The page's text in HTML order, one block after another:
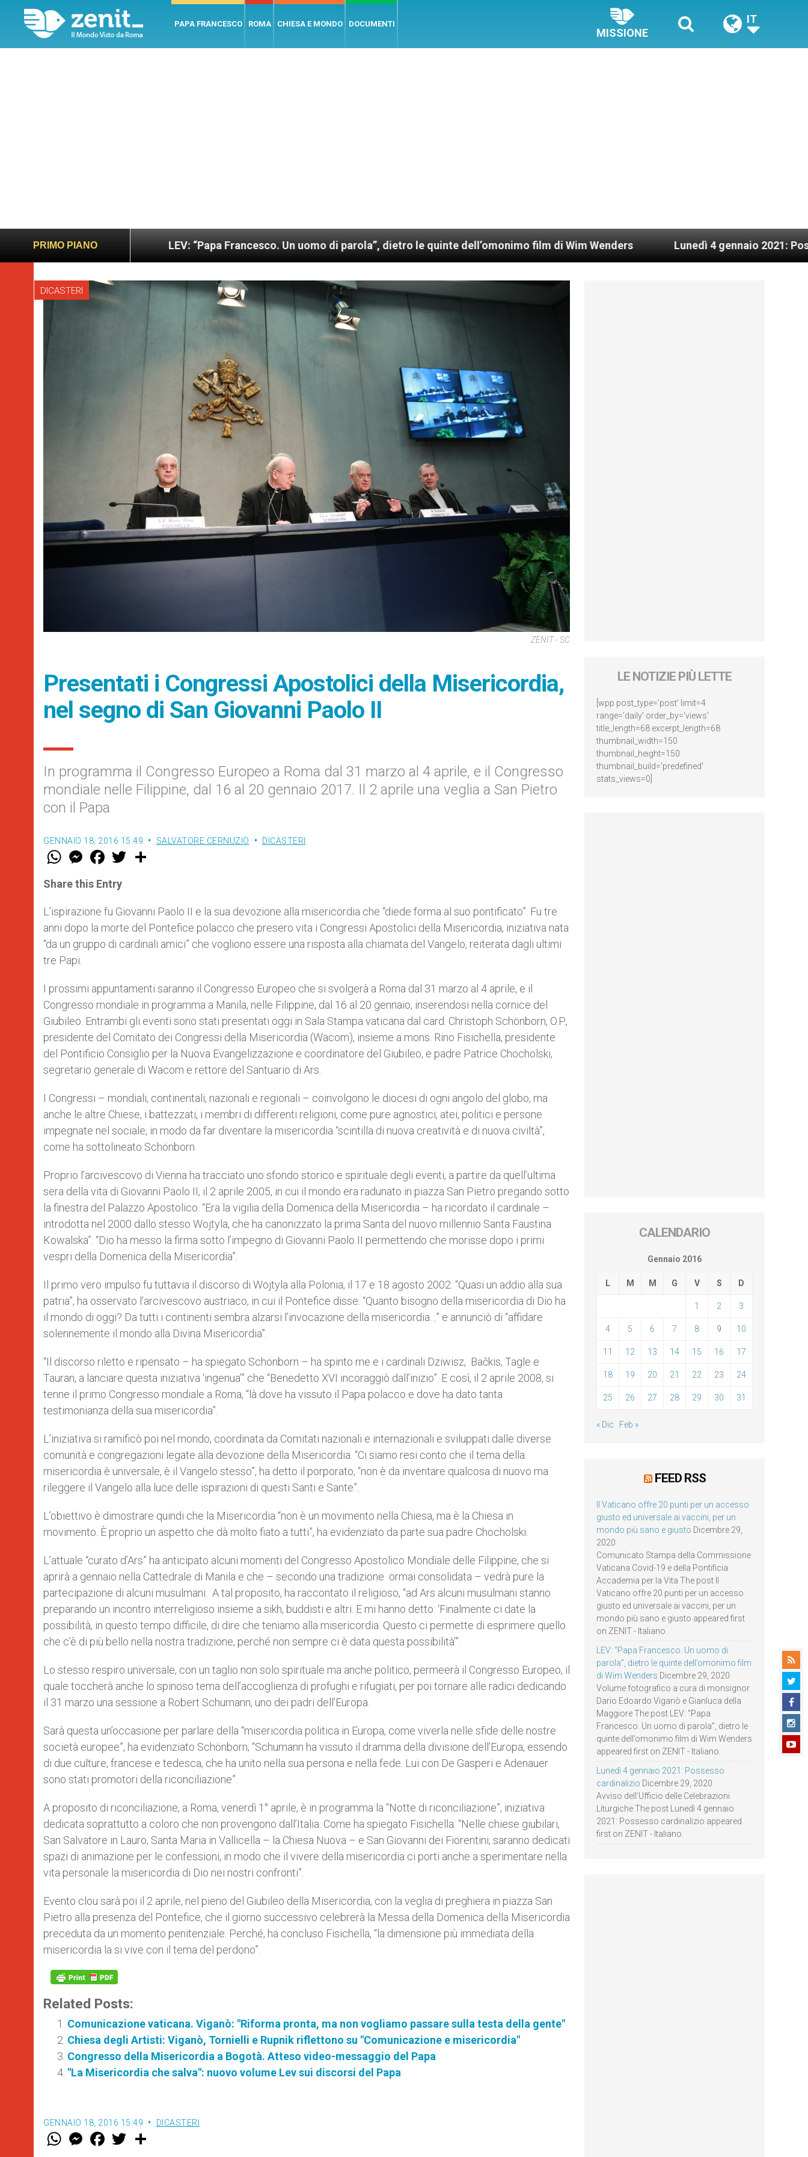
PAPA FRANCESCO ROMA CHIESA E MONDO DOCUMENTI
MISSIONE
IT
PRIMO PIANO
e giusto LEV: “Papa Francesco. Un uomo di parola”, dietro le quinte dell’omonimo film di Wim Wenders Lunedì 4 gennaio 2021: Possesso
DICASTERI
ZENIT - SC
Presentati i Congressi Apostolici della Misericordia,
nel segno di San Giovanni Paolo II
In programma il Congresso Europeo a Roma dal 31 marzo al 4 aprile, e il Congresso
mondiale nelle Filippine, dal 16 al 20 gennaio 2017. Il 2 aprile una veglia a San Pietro
con il Papa
GENNAIO 18, 2016 15:49 SALVATORE CERNUZIO DICASTERI
W
t
s
p
p
M
e
s
e
g
e
r
F
a
e
b
o
k
w
r
Share this Entry
L’ispirazione fu Giovanni Paolo II e la sua devozione alla misericordia che “diede forma al suo pontificato”. Fu tre
anni dopo la morte del Pontefice polacco che presero vita i Congressi Apostolici della Misericordia, iniziativa nata
“da un gruppo di cardinali amici” che vogliono essere una risposta alla chiamata del Vangelo, reiterata dagli ultimi
tre Papi.
I prossimi appuntamenti saranno il Congresso Europeo che si svolgerà a Roma dal 31 marzo al 4 aprile, e il
Congresso mondiale in programma a Manila, nelle Filippine, dal 16 al 20 gennaio, inserendosi nella cornice del
Giubileo. Entrambi gli eventi sono stati presentati oggi in Sala Stampa vaticana dal card. Christoph Schönborn, O.P.,
presidente del Comitato dei Congressi della Misericordia (Wacom), insieme a mons. Rino Fisichella, presidente
del Pontificio Consiglio per la Nuova Evangelizzazione e coordinatore del Giubileo, e padre Patrice Chocholski,
segretario generale di Wacom e rettore del Santuario di Ars.
I Congressi – mondiali, continentali, nazionali e regionali – coinvolgono le diocesi di ogni angolo del globo, ma
anche le altre Chiese, i battezzati, i membri di differenti religioni, come pure agnostici, atei, politici e persone
impegnate nel sociale, in modo da far diventare la misericordia “scintilla di nuova creatività e di nuova civiltà”,
come ha sottolineato Schönborn.
Proprio l’arcivescovo di Vienna ha tracciato uno sfondo storico e spirituale degli eventi, a partire da quell’ultima
sera della vita di Giovanni Paolo II, il 2 aprile 2005, in cui il mondo era radunato in piazza San Pietro pregando sotto
la finestra del Palazzo Apostolico. “Era la vigilia della Domenica della Misericordia – ha ricordato il cardinale –
introdotta nel 2000 dallo stesso Wojtyla, che ha canonizzato la prima Santa del nuovo millennio Santa Faustina
Kowalska”. “Dio ha messo la firma sotto l’impegno di Giovanni Paolo II permettendo che morisse dopo i primi
vespri della Domenica della Misericordia”.
Il primo vero impulso fu tuttavia il discorso di Wojtyla alla Polonia, il 17 e 18 agosto 2002: “Quasi un addio alla sua
patria”, ha osservato l’arcivescovo austriaco, in cui il Pontefice disse: “Quanto bisogno della misericordia di Dio ha
il mondo di oggi? Da tutti i continenti sembra alzarsi l’invocazione della misericordia…” e annunciò di “affidare
solennemente il mondo alla Divina Misericordia”.
“Il discorso riletto e ripensato – ha spiegato Schönborn – ha spinto me e i cardinali Dziwisz, Bačkis, Tagle e
Tauran, a lanciare questa iniziativa ‘ingenua’” che “Benedetto XVI incoraggiò dall’inizio”. E così, il 2 aprile 2008, si
tenne il primo Congresso mondiale a Roma, “là dove ha vissuto il Papa polacco e dove ha dato tanta
testimonianza della sua misericordia”.
L’iniziativa si ramificò poi nel mondo, coordinata da Comitati nazionali e internazionali e sviluppati dalle diverse
comunità e congregazioni legate alla devozione della Misericordia. “Ci siamo resi conto che il tema della
misericordia è universale, è il Vangelo stesso”, ha detto il porporato, “non è da inventare qualcosa di nuovo ma
rileggere il Vangelo alla luce delle ispirazioni di questi Santi e Sante”.
L’obiettivo è dimostrare quindi che la Misericordia “non è un movimento nella Chiesa, ma è la Chiesa in
movimento. È proprio un aspetto che dà molto fiato a tutti”, ha evidenziato da parte sua padre Chocholski.
L’attuale “curato d’Ars” ha anticipato alcuni momenti del Congresso Apostolico Mondiale delle Filippine, che si
aprirà a gennaio nella Cattedrale di Manila e che – secondo una tradizione ormai consolidata – vedrà pure la
partecipazione di alcuni musulmani. A tal proposito, ha raccontato il religioso, “ad Ars alcuni musulmani stanno
preparando un incontro interreligioso insieme a sikh, buddisti e altri. E mi hanno detto: ‘Finalmente ci date la
possibilità, in questo tempo difficile, di dire che teniamo alla misericordia. Questo ci permette di esprimere quello
che c’è di più bello nella nostra tradizione, perché non sempre ci è data questa possibilità’”.
Lo stesso respiro universale, con un taglio non solo spirituale ma anche politico, permeerà il Congresso Europeo, il
quale toccherà anche lo spinoso tema dell’accoglienza di profughi e rifugiati, per poi tornare alle radici dedicando
il 31 marzo una sessione a Robert Schumann, uno dei padri dell’Europa.
Sarà questa un’occasione per parlare della “misericordia politica in Europa, come viverla nelle sfide delle nostre
società europee”, ha evidenziato Schönborn; “Schumann ha vissuto il dramma della divisione dell’Europa, essendo
di due culture, francese e tedesca, che ha unito nella sua persona e nella fede. Lui con De Gasperi e Adenauer
sono stati promotori della riconciliazione”.
A proposito di riconciliazione, a Roma, venerdì 1° aprile, è in programma la “Notte di riconciliazione”, iniziativa
dedicata soprattutto a coloro che non provengono dall’Italia. Come ha spiegato Fisichella: “Nelle chiese giubilari,
San Salvatore in Lauro, Santa Maria in Vallicella – la Chiesa Nuova – e San Giovanni dei Fiorentini, saranno dedicati
spazi di animazione per le confessioni, in modo che il vivere della misericordia ci porti anche a sperimentare nella
vita personale la misericordia di Dio nei nostri confronti”.
Evento clou sarà poi il 2 aprile, nel pieno del Giubileo della Misericordia, con la veglia di preghiera in piazza San
Pietro alla presenza del Pontefice, che il giorno successivo celebrerà la Messa della Domenica della Misericordia
preceduta da un momento penitenziale. Perché, ha concluso Fisichella, “la dimensione più immediata della
misericordia la si vive con il tema del perdono”.
Related Posts:
Comunicazione vaticana. Viganò: "Riforma pronta, ma non vogliamo passare sulla testa della gente"
Chiesa degli Artisti: Viganò, Tornielli e Rupnik riflettono su "Comunicazione e misericordia"
Congresso della Misericordia a Bogotà. Atteso video-messaggio del Papa
"La Misericordia che salva": nuovo volume Lev sui discorsi del Papa
GENNAIO 18, 2016 15:49 DICASTERI
W M
e
F
a w
LE NOTIZIE PIÙ LETTE
[wpp post_type='post' limit=4
range='daily' order_by='views'
title_length=68 excerpt_length=68
thumbnail_width=150
thumbnail_height=150
thumbnail_build='predefined'
stats_views=0]
CALENDARIO
Gennaio 2016
L M M G V S D
1 2 3
4 5 6 7 8 9 10
11 12 13 14 15 16 17
18 19 20 21 22 23 24
25 26 27 28 29 30 31
« Dic Feb »
FEED RSS
Il Vaticano offre 20 punti per un accesso
giusto ed universale ai vaccini, per un
mondo più sano e giusto Dicembre 29,
2020
Comunicato Stampa della Commissione
Vaticana Covid-19 e della Pontificia
Accademia per la Vita The post Il
Vaticano offre 20 punti per un accesso
giusto ed universale ai vaccini, per un
mondo più sano e giusto appeared first
on ZENIT - Italiano.
LEV: “Papa Francesco. Un uomo di
parola”, dietro le quinte dell’omonimo film
di Wim Wenders Dicembre 29, 2020
Volume fotografico a cura di monsignor
Dario Edoardo Viganò e Gianluca della
Maggiore The post LEV: “Papa
Francesco. Un uomo di parola”, dietro le
quinte dell’omonimo film di Wim Wenders
appeared first on ZENIT - Italiano.
Lunedì 4 gennaio 2021: Possesso
cardinalizio Dicembre 29, 2020
Avviso dell’Ufficio delle Celebrazioni
Liturgiche The post Lunedì 4 gennaio
2021: Possesso cardinalizio appeared
first on ZENIT - Italiano.